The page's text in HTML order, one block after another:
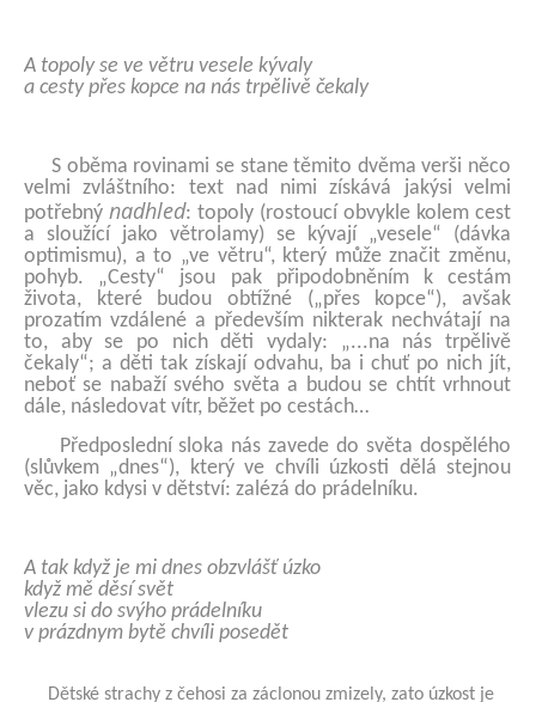
A topoly se ve větru vesele kývaly
a cesty přes kopce na nás trpělivě čekaly
S oběma rovinami se stane těmito dvěma verši něco
velmi zvláštního: text nad nimi získává jakýsi velmi
potřebný nadhled: topoly (rostoucí obvykle kolem cest
a sloužící jako větrolamy) se kývají „vesele“ (dávka
optimismu), a to „ve větru“, který může značit změnu,
pohyb. „Cesty“ jsou pak připodobněním k cestám
života, které budou obtížné („přes kopce“), avšak
prozatím vzdálené a především nikterak nechvátají na
to, aby se po nich děti vydaly: „...na nás trpělivě
čekaly“; a děti tak získají odvahu, ba i chuť po nich jít,
neboť se nabaží svého světa a budou se chtít vrhnout
dále, následovat vítr, běžet po cestách…
Předposlední sloka nás zavede do světa dospělého
(slůvkem „dnes“), který ve chvíli úzkosti dělá stejnou
věc, jako kdysi v dětství: zalézá do prádelníku.
A tak když je mi dnes obzvlášť úzko
když mě děsí svět
vlezu si do svýho prádelníku
v prázdnym bytě chvíli posedět
Dětské strachy z čehosi za záclonou zmizely, zato úzkost je